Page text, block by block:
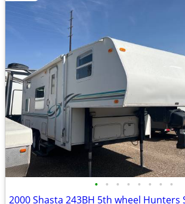
• • • • • • • •
2000 Shasta 243BH 5th wheel Hunters